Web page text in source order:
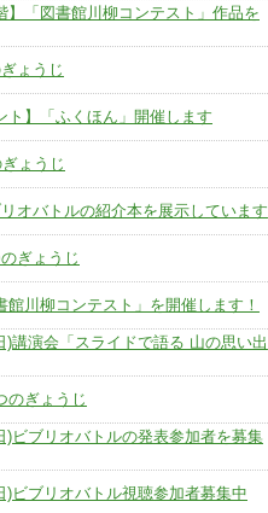
「図書館川柳コンテスト」作品を
ょうじ
】「ふくほん」開催します
ょうじ
オバトルの紹介本を展示しています
ぎょうじ
川柳コンテスト」を開催します！
演会「スライドで語る 山の思い出
のぎょうじ
ブリオバトルの発表参加者を募集
ブリオバトル視聴参加者募集中